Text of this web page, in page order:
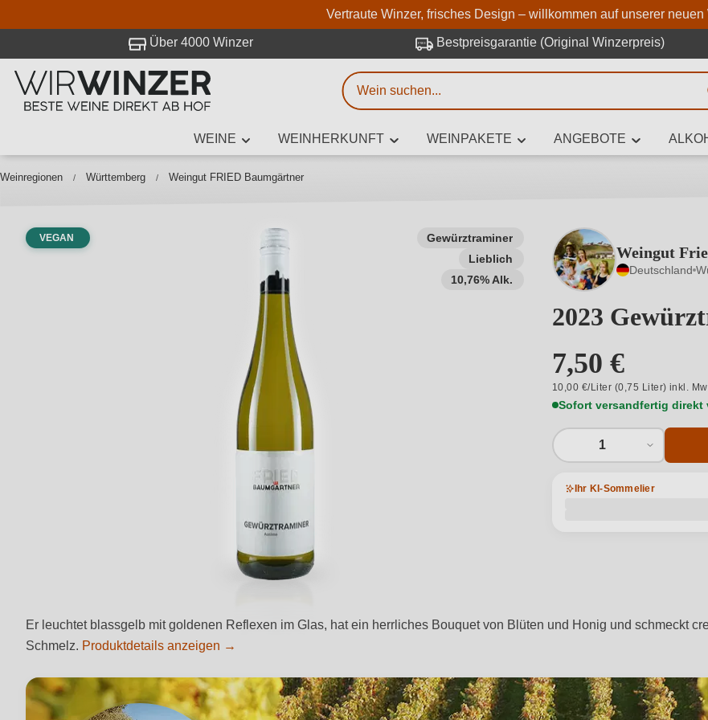
Zum Hauptinhalt springen
Zur Suche springen
Zur Hauptnavigation
Vertraute Winzer, frisches Design – willkommen auf unserer neuen
Über 4000 Winzer Bestpreisgarantie (Original Winzerpreis)
WEINE WEINHERKUNFT WEINPAKETE ANGEBOTE
Weinregionen Württemberg Weingut FRIED Baumgärtner
Gewürztraminer
Lieblich
10,76% Alk.
VEGAN
Weingut
Deutschland
2023
7,50 €
10,00 €/Liter (0,75 Liter) inkl.
Sofort versandfertig direkt
1
Ihr KI-Sommelier
Er leuchtet blassgelb mit goldenen Reflexen im Glas, hat ein herrliches Bouquet von Blüten und Honig und schmeckt
Schmelz. Produktdetails anzeigen →
Weinsuche
Mindestens 3 Zeichen eingeben
Beschreiben Sie, welchen Wein Sie suchen – ob nach Geschmack, Anlass,
Rebsorte, Region, Winzer oder anderen Kriterien.
bei WirWinzer.